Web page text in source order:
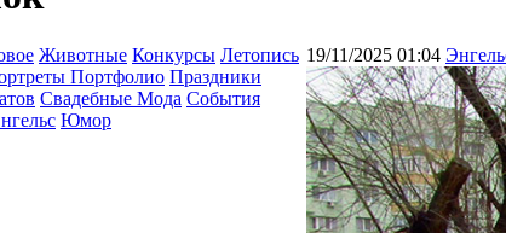
Животные Конкурсы Летопись
Портфолио Праздники
Свадебные Мода События
Юмор
19/11/2025 01:04